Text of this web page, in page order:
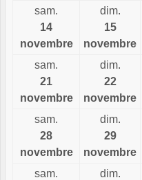
sam.
14
novembre
dim.
15
novembre
sam.
21
novembre
dim.
22
novembre
sam.
28
novembre
dim.
29
novembre
sam.
dim.